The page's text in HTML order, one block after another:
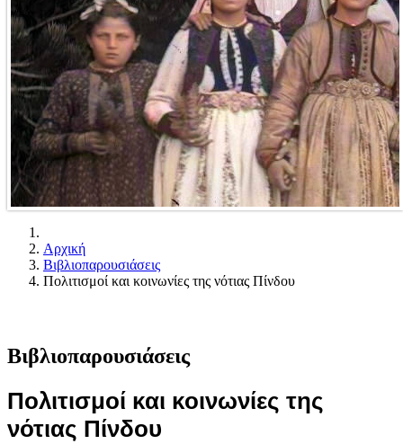
Αρχική
Βιβλιοπαρουσιάσεις
Πολιτισμοί και κοινωνίες της νότιας Πίνδου
Βιβλιοπαρουσιάσεις
Πολιτισμοί και κοινωνίες της
νότιας Πίνδου